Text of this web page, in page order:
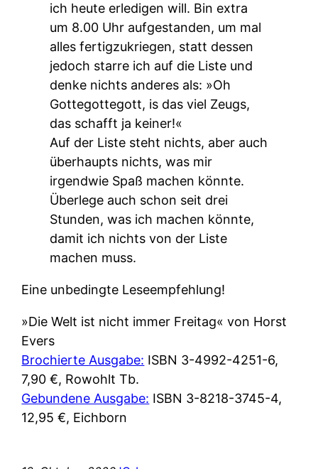
ich heute erledigen will. Bin extra
um 8.00 Uhr aufgestanden, um mal
alles fertigzukriegen, statt dessen
jedoch starre ich auf die Liste und
denke nichts anderes als: »Oh
Gottegottegott, is das viel Zeugs,
das schafft ja keiner!«
Auf der Liste steht nichts, aber auch
überhaupts nichts, was mir
irgendwie Spaß machen könnte.
Überlege auch schon seit drei
Stunden, was ich machen könnte,
damit ich nichts von der Liste
machen muss.
Eine unbedingte Leseempfehlung!
»Die Welt ist nicht immer Freitag« von Horst
Evers
Brochierte Ausgabe: ISBN 3-4992-4251-6,
7,90 €, Rowohlt Tb.
Gebundene Ausgabe: ISBN 3-8218-3745-4,
12,95 €, Eichborn